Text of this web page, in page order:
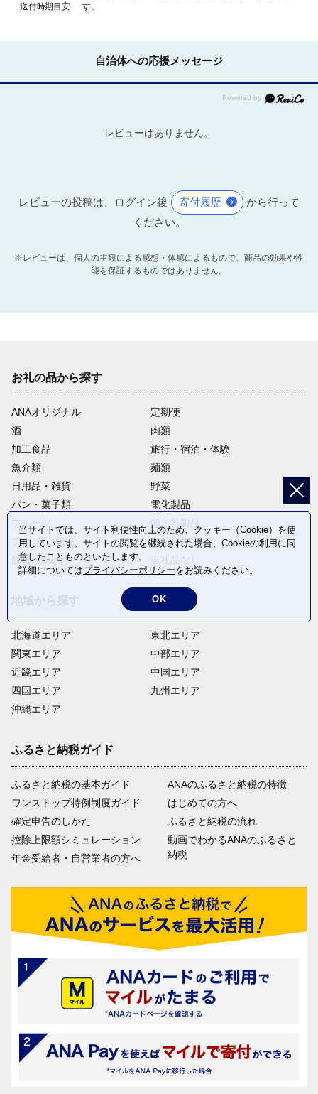
送付時期目安
す。
自治体への応援メッセージ
レビューはありません。
レビューの投稿は、ログイン後 寄付履歴
から行って
ください。
※レビューは、個人の主観による感想・体感によるもので、商品の効果や性
能を保証するものではありません。
お礼の品から探す
ANAオリジナル
定期便
酒
肉類
加工食品
旅行・宿泊・体験
魚介類
麺類
日用品・雑貨
野菜
パン・菓子類
電化製品
フルーツ
卵・乳製品
ファッション
米・穀物
飲料(酒以外)
北海道エリア
関東エリア
近畿エリア
四国エリア
沖縄エリア
東北エリア
中部エリア
中国エリア
九州エリア
ふるさと納税ガイド
ふるさと納税の基本ガイド
ワンストップ特例制度ガイド
確定申告のしかた
控除上限額シミュレーション
年金受給者・自営業者の方へ
ANAのふるさと納税の特徴
はじめての方へ
ふるさと納税の流れ
動画でわかるANAのふるさと
納税
当サイトでは、サイト利便性向上のため、クッキー（Cookie）を使
用しています。サイトの閲覧を継続された場合、Cookieの利用に同
意したことものといたします。
詳細についてはプライバシーポリシーをお読みください。
OK